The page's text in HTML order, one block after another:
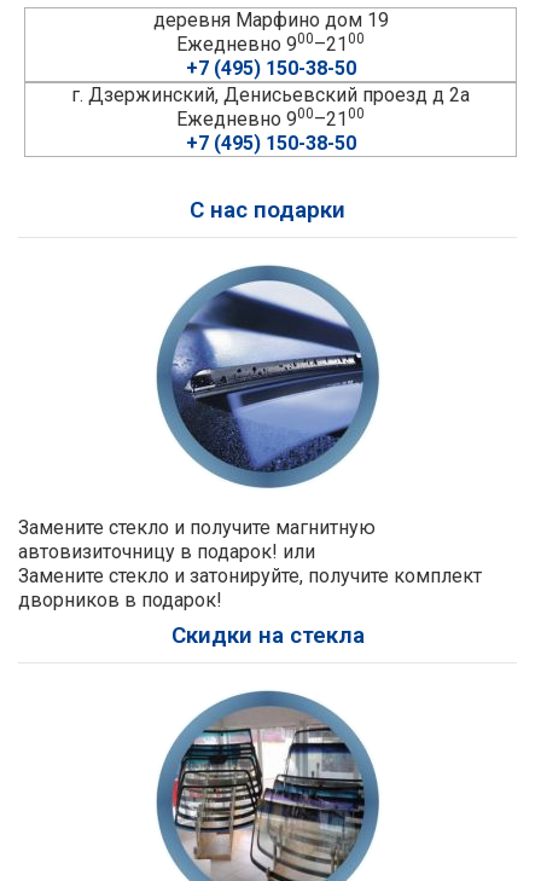
деревня Марфино дом 19
Ежедневно 900–2100
+7 (495) 150-38-50
г. Дзержинский, Денисьевский проезд д 2а
Ежедневно 900–2100
+7 (495) 150-38-50
С нас подарки
Замените стекло и получите магнитную
автовизиточницу в подарок! или
Замените стекло и затонируйте, получите комплект
дворников в подарок!
Скидки на стекла